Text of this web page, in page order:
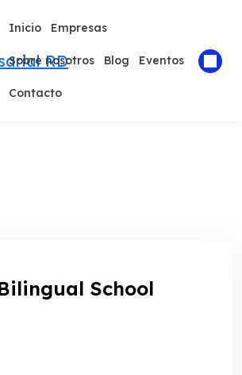
Inicio Empresas
Sobre nosotros Blog Eventos
Contacto
School